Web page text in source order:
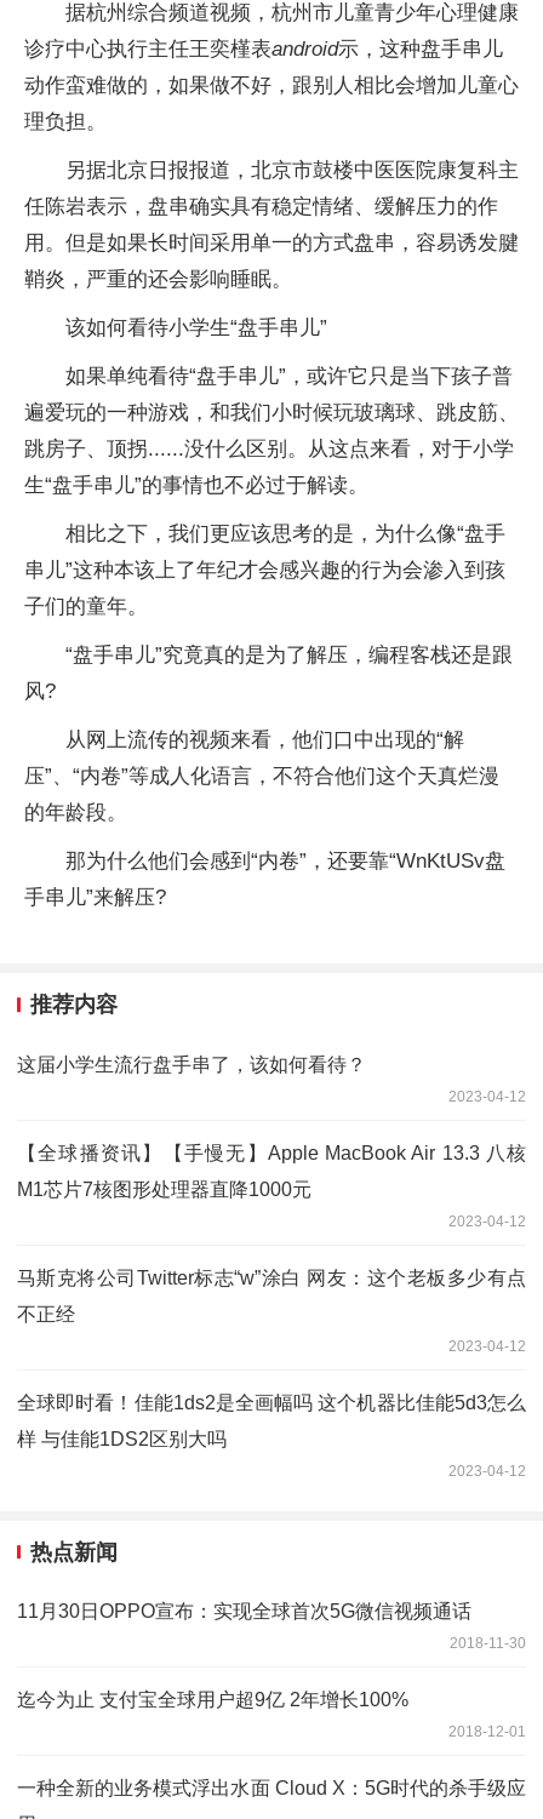
据杭州综合频道视频，杭州市儿童青少年心理健康
诊疗中心执行主任王奕槿表android示，这种盘手串儿
动作蛮难做的，如果做不好，跟别人相比会增加儿童心
理负担。
另据北京日报报道，北京市鼓楼中医医院康复科主
任陈岩表示，盘串确实具有稳定情绪、缓解压力的作
用。但是如果长时间采用单一的方式盘串，容易诱发腱
鞘炎，严重的还会影响睡眠。
该如何看待小学生“盘手串儿”
如果单纯看待“盘手串儿”，或许它只是当下孩子普
遍爱玩的一种游戏，和我们小时候玩玻璃球、跳皮筋、
跳房子、顶拐......没什么区别。从这点来看，对于小学
生“盘手串儿”的事情也不必过于解读。
相比之下，我们更应该思考的是，为什么像“盘手
串儿”这种本该上了年纪才会感兴趣的行为会渗入到孩
子们的童年。
“盘手串儿”究竟真的是为了解压，编程客栈还是跟
风?
从网上流传的视频来看，他们口中出现的“解
压”、“内卷”等成人化语言，不符合他们这个天真烂漫
的年龄段。
那为什么他们会感到“内卷”，还要靠“WnKtUSv盘
手串儿”来解压?
推荐内容
这届小学生流行盘手串了，该如何看待？
2023-04-12
【全球播资讯】【手慢无】Apple MacBook Air 13.3 八核
M1芯片7核图形处理器直降1000元
2023-04-12
马斯克将公司Twitter标志“w”涂白 网友：这个老板多少有点
不正经
2023-04-12
全球即时看！佳能1ds2是全画幅吗 这个机器比佳能5d3怎么
样 与佳能1DS2区别大吗
2023-04-12
热点新闻
11月30日OPPO宣布：实现全球首次5G微信视频通话
2018-11-30
迄今为止 支付宝全球用户超9亿 2年增长100%
2018-12-01
一种全新的业务模式浮出水面 Cloud X：5G时代的杀手级应